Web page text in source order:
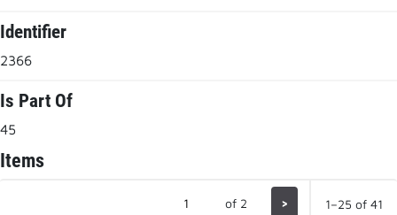
Identifier
2366
Is Part Of
45
Items
of 2 > 1–25 of 41